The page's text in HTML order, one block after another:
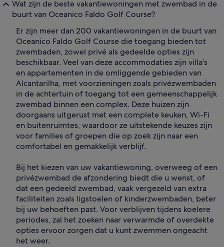
Wat zijn de beste vakantiewoningen met zwembad in de
buurt van Oceanico Faldo Golf Course?
Er zijn meer dan 200 vakantiewoningen in de buurt van
Oceanico Faldo Golf Course die toegang bieden tot
zwembaden, zowel privé als gedeelde opties zijn
beschikbaar. Veel van deze accommodaties zijn villa's
en appartementen in de omliggende gebieden van
Alcantarilha, met voorzieningen zoals privézwembaden
in de achtertuin of toegang tot een gemeenschappelijk
zwembad binnen een complex. Deze huizen zijn
doorgaans uitgerust met een complete keuken, Wi-Fi
en buitenruimtes, waardoor ze uitstekende keuzes zijn
voor families of groepen die op zoek zijn naar een
comfortabel en gemakkelijk verblijf.
Bij het kiezen van uw vakantiewoning, overweeg of een
privézwembad de afzondering biedt die u wenst, of
dat een gedeeld zwembad, vaak vergezeld van extra
faciliteiten zoals ligstoelen of kinderzwembaden, beter
bij uw behoeften past. Voor verblijven tijdens koelere
periodes, zal het zoeken naar verwarmde of overdekte
opties ervoor zorgen dat u kunt zwemmen ongeacht
het weer.